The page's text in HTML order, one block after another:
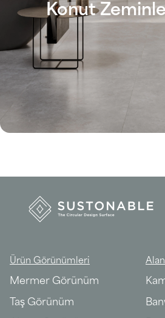
Konut
Ürün Görünümleri
Mermer Görünüm
Taş Görünüm